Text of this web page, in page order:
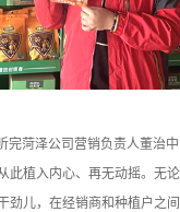
完菏泽公司营销负责人董治
此植入内心、再无动摇。无
劲儿，在经销商和种植户之间